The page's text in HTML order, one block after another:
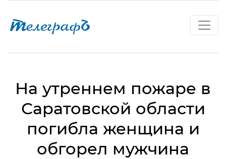
На утреннем пожаре в
Саратовской области
погибла женщина и
обгорел мужчина